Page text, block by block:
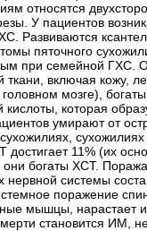
относятся
У пациентов
Развиваются
пяточного
при семейной ГХС.
включая кожу,
мозге),
которая
умирают от
11% (их
они богаты ХСТ.
системы
поражение
мышцы, нарастает
становится ИМ,